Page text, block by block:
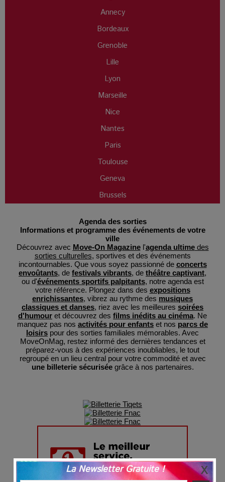
Annecy
Bordeaux
Grenoble
Lille
Lyon
Marseille
Nice
Nantes
Paris
Toulouse
Geneva
Brussels
Agenda des sorties
Informations et programme des événements de votre
ville
Découvrez avec Move-On Magazinel'agenda ultimedes
sorties culturelles, sportives et des événements
incontournables. Que vous soyez passionné de concerts
envoûtants, de festivals vibrants, de théâtre captivant,
ou d'événements sportifs palpitants, notre agenda est
votre référence. Plongez dans des expositions
enrichissantes, vibrez au rythme des musiques
classiques et danses, riez avec les meilleures soirées
d'humour et découvrez des films inédits au cinéma. Ne
manquez pas nos activités pour enfants et nos parcs de
loisirs pour des sorties familiales mémorables. Avec
MoveOnMag, restez informé des dernières tendances et
préparez-vous à des expériences inoubliables, le tout
regroupé en un lieu central pour votre commodité et avec
une billeterie sécuriséegrâce à nos partenaires.
La Newsletter Gratuite !